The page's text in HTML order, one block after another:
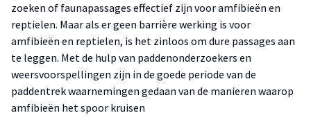
zoeken of faunapassages effectief zijn voor amfibieën en
reptielen. Maar als er geen barrière werking is voor
amfibieën en reptielen, is het zinloos om dure passages aan
te leggen. Met de hulp van paddenonderzoekers en
weersvoorspellingen zijn in de goede periode van de
paddentrek waarnemingen gedaan van de manieren waarop
amfibieën het spoor kruisen